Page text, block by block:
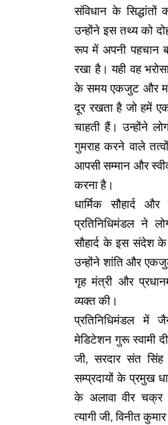
संविधान के
उन्होंने इस तथ्य को
रूप में अपनी पहचान
रखा है। यही वह
के समय एकजुट और
दूर रखता है जो हमें
चाहती हैं। उन्होंने
गुमराह करने वाले
आपसी सम्मान और
करना है।
धार्मिक सौहार्द
प्रतिनिधिमंडल ने
सौहार्द के इस संदेश
उन्होंने शांति और
गृह मंत्री और
व्यक्त की।
प्रतिनिधिमंडल में
मेडिटेशन गुरू स्वामी
जी, सरदार संत सिंह
सम्प्रदायों के प्रमुख
के अलावा वीर चक्र
त्यागी जी, विनीत